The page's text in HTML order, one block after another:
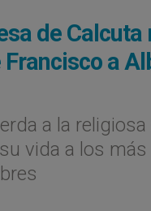
de
a
a la religiosa
vida a los